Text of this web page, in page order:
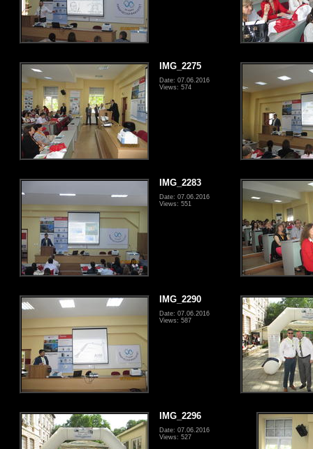
IMG_2275
Date: 07.06.2016
Views: 574
IMG_2283
Date: 07.06.2016
Views: 551
IMG_2290
Date: 07.06.2016
Views: 587
IMG_2296
Date: 07.06.2016
Views: 527